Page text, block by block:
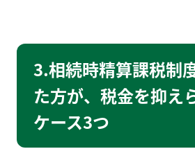
3.相続時精算課税制
た方が、税金を抑え
ケース3つ